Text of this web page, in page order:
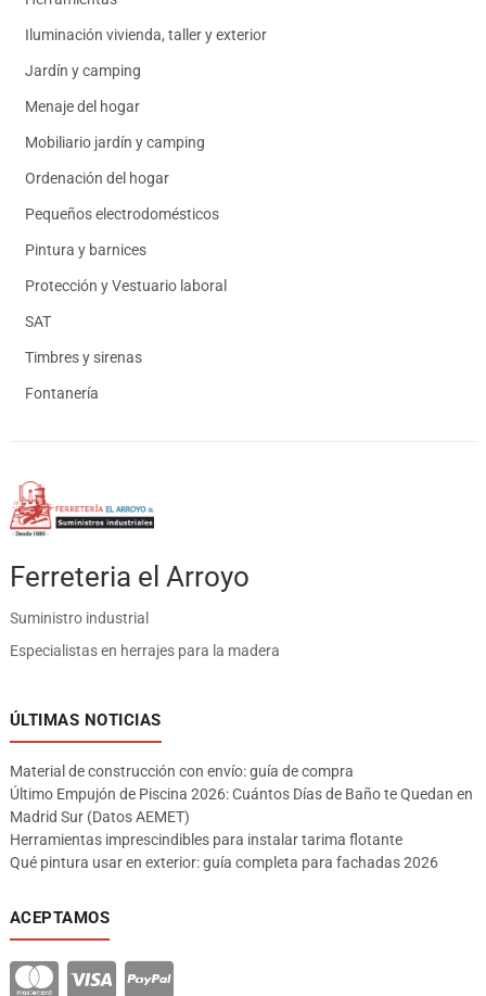
Iluminación vivienda, taller y exterior
Jardín y camping
Menaje del hogar
Mobiliario jardín y camping
Ordenación del hogar
Pequeños electrodomésticos
Pintura y barnices
Protección y Vestuario laboral
SAT
Timbres y sirenas
Fontanería
Ferreteria el Arroyo
Suministro industrial
Especialistas en herrajes para la madera
ÚLTIMAS NOTICIAS
Material de construcción con envío: guía de compra
Último Empujón de Piscina 2026: Cuántos Días de Baño te Quedan en
Madrid Sur (Datos AEMET)
Herramientas imprescindibles para instalar tarima flotante
Qué pintura usar en exterior: guía completa para fachadas 2026
ACEPTAMOS